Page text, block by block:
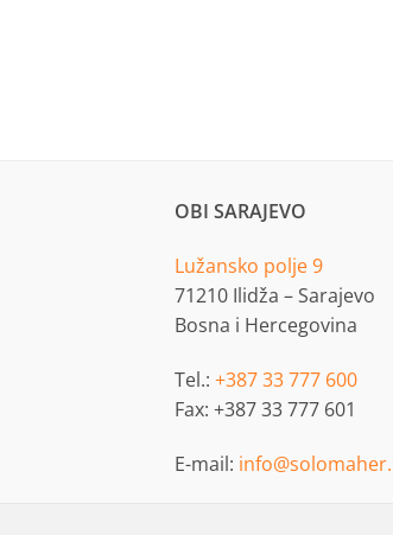
OBI SARAJEVO
Lužansko polje 9
71210 Ilidža – Sarajevo
Bosna i Hercegovina
Tel.:
+387 33 777 600
Fax: +387 33 777 601
E-mail: